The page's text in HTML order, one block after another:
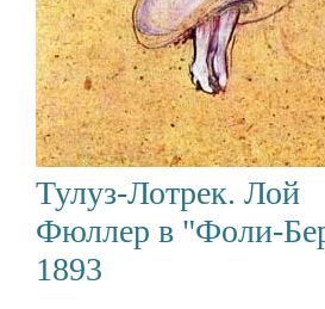
Тулуз-Лотрек. Лой
Фюллер в "Фоли-
1893